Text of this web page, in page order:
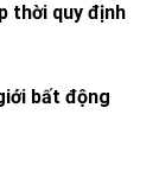
thời quy định
bất động